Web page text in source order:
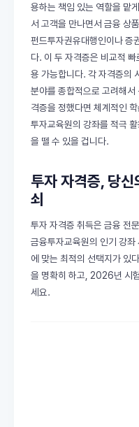
용하는 책임 있는 역할을 맡
서 고객을 만나면서 금융 상
펀드투자권유대행인이나 증
다. 이 두 자격증은 비교적
용 가능합니다. 각 자격증의
분야를 종합적으로 고려해
격증을 정했다면 체계적인
투자교육원의 강좌를 적극
을 뗄 수 있을 겁니다.
투자 자격증, 당
쇠
투자 자격증 취득은 금융 전
금융투자교육원의 인기 강좌
에 맞는 최적의 선택지가 있
을 명확히 하고, 2026년 시
세요.